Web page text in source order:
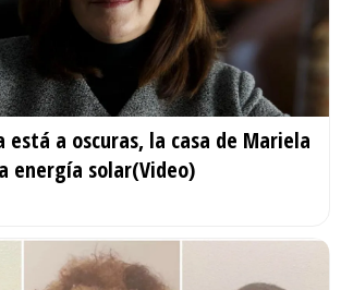
está a oscuras, la casa de Mariela
energía solar(Video)